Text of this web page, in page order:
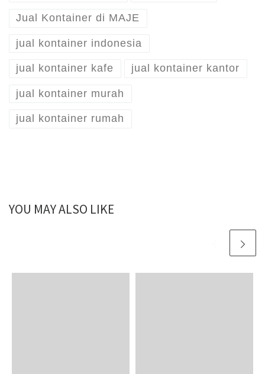
Jual Kontainer di MAJE
jual kontainer indonesia
jual kontainer kafe jual kontainer kantor
jual kontainer murah
jual kontainer rumah
YOU MAY ALSO LIKE